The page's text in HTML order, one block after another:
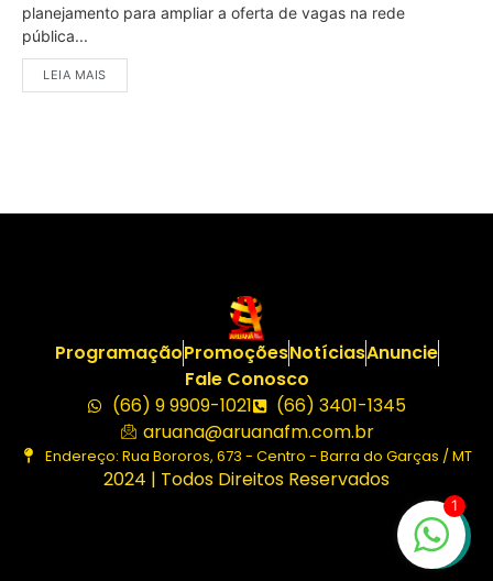
planejamento para ampliar a oferta de vagas na rede
pública...
LEIA MAIS
ProgramaçãoPromoçõesNotíciasAnuncie
Fale Conosco
(66) 9 9909-1021
(66) 3401-1345
aruana@aruanafm.com.br
Endereço: Rua Bororos, 673 - Centro - Barra do Garças / MT
2024 | Todos Direitos Reservados
1